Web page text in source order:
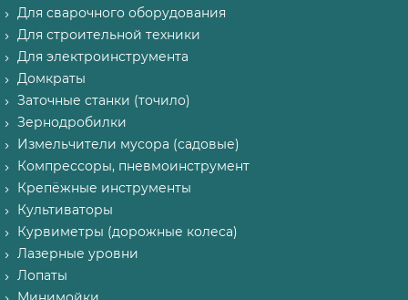
Для сварочного оборудования
Для строительной техники
Для электроинструмента
Домкраты
Заточные станки (точило)
Зернодробилки
Измельчители мусора (садовые)
Компрессоры, пневмоинструмент
Крепёжные инструменты
Культиваторы
Курвиметры (дорожные колеса)
Лазерные уровни
Лопаты